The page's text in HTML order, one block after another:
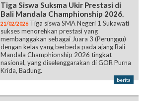
Tiga Siswa Suksma Ukir Prestasi di
Bali Mandala Champhionship 2026.
21/02/2026 Tiga siswa SMA Negeri 1 Sukawati
sukses menorehkan prestasi yang
membanggakan sebagai Juara 3 (Perunggu)
dengan kelas yang berbeda pada ajang Bali
Mandala Champhionship 2026 tingkat
nasional, yang diselenggarakan di GOR Purna
Krida, Badung.
berita